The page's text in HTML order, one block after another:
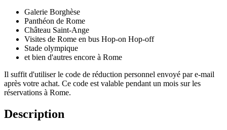
Galerie Borghèse
Panthéon de Rome
Château Saint-Ange
Visites de Rome en bus Hop-on Hop-off
Stade olympique
et bien d'autres encore à Rome
Il suffit d'utiliser le code de réduction personnel envoyé par e-mail
après votre achat. Ce code est valable pendant un mois sur les
réservations à Rome.
Description